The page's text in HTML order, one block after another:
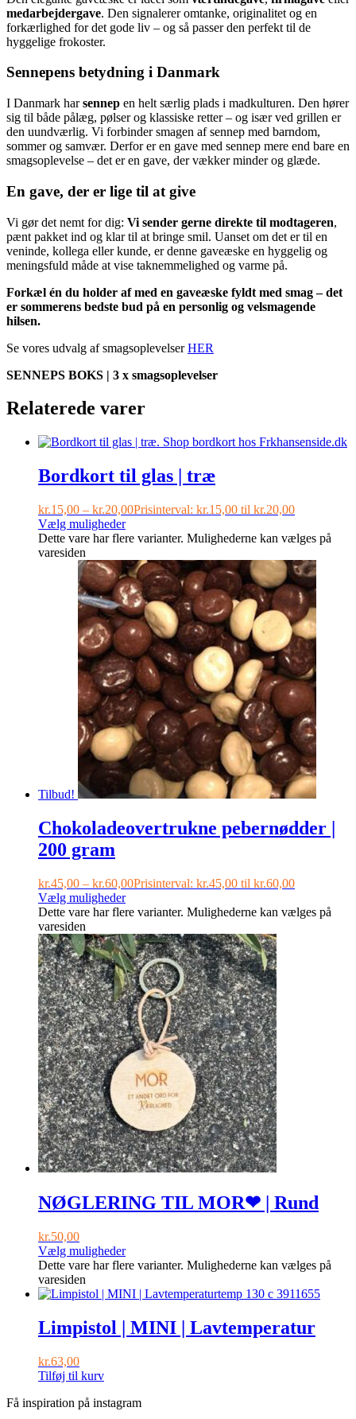
medarbejdergave. Den signalerer omtanke, originalitet og en
forkærlighed for det gode liv – og så passer den perfekt til de
hyggelige frokoster.
Sennepens betydning i Danmark
I Danmark harsennep en helt særlig plads i madkulturen. Den hører
sig til både pålæg, pølser og klassiske retter – og især ved grillen er
den uundværlig. Vi forbinder smagen af sennep med barndom,
sommer og samvær. Derfor er en gave med sennep mere end bare en
smagsoplevelse – det er en gave, der vækker minder og glæde.
En gave, der er lige til at give
Vi gør det nemt for dig: Vi sender gerne direkte til modtageren,
pænt pakket ind og klar til at bringe smil. Uanset om det er til en
veninde, kollega eller kunde, er denne gaveæske en hyggelig og
meningsfuld måde at vise taknemmelighed og varme på.
Forkæl én du holder af med en gaveæske fyldt med smag – det
er sommerens bedste bud på en personlig og velsmagende
hilsen.
Se vores udvalg af smagsoplevelserHER
SENNEPS BOKS | 3 x smagsoplevelser
Relaterede varer
Bordkort til glas | træ
kr.15,00 – kr.20,00Prisinterval: kr.15,00 til kr.20,00
Vælg muligheder
Dette vare har flere varianter. Mulighederne kan vælges på
varesiden
Tilbud!
Chokoladeovertrukne pebernødder |
200 gram
kr.45,00 – kr.60,00Prisinterval: kr.45,00 til kr.60,00
Vælg muligheder
Dette vare har flere varianter. Mulighederne kan vælges på
varesiden
NØGLERING TIL MOR❤ | Rund
kr.50,00
Vælg muligheder
Dette vare har flere varianter. Mulighederne kan vælges på
varesiden
Limpistol | MINI | Lavtemperatur
kr.63,00
Tilføj til kurv
Få inspiration på instagram